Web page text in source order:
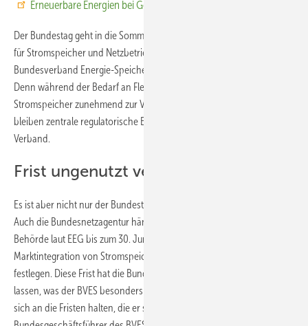
Erneuerbare Energien bei Google bevorzugen
Der Bundestag geht in die Sommerpause und die neuen Regelungen
für Stromspeicher und Netzbetrieb liegen auf Eis – ein Grund für den
Bundesverband Energie-Speicher (BVES) kritische Bilanz zu ziehen.
Denn während der Bedarf an Flexibilität im Stromsystem wächst und
Stromspeicher zunehmend zur Versorgungssicherheit beitragen,
bleiben zentrale regulatorische Entscheidungen aus, kritisiert der
Verband.
Frist ungenutzt verstrichen
Es ist aber nicht nur der Bundestag, der seine Aufgaben nicht erledigt.
Auch die Bundesnetzagentur hängt hinterher. So sollte die Bonner
Behörde laut EEG bis zum 30. Juni 2026 die Regelungen für die
Marktintegration von Stromspeichern und Ladepunkten (Mispel)
festlegen. Diese Frist hat die Bundesnetzagentur aber verstreichen
lassen, was der BVES besonders kritisch sieht. „Gerade der Staat sollte
sich an die Fristen halten, die er selbst setzt“, fordert Urban Windelen,